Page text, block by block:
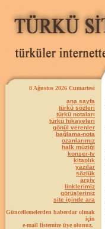
8 Ağustos 2026 Cumartesi
ana sayfa
türkü sözleri
türkü notaları
türkü hikayeleri
gönül verenler
bağlama-nota
ozanlarımız
halk müziği
konser-tv
kitaplık
yazılar
sözlük
arşiv
linklerimiz
görüşleriniz
site içinde ara
Güncellemelerden haberdar olmak
için
e-mail listemize üye olunuz.